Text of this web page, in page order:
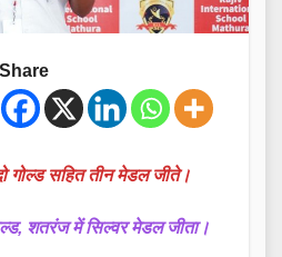
Share
गोल्ड सहित तीन मेडल जीते।
शतरंज में सिल्वर मेडल जीता।